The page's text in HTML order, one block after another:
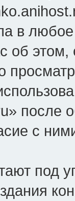
в
об
после
с
под